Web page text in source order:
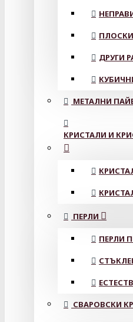
ДРУГИ
МЕТАЛНИ
КРИСТАЛИ И
ПЕРЛИ
ПЕРЛИ
СВАРОВСКИ